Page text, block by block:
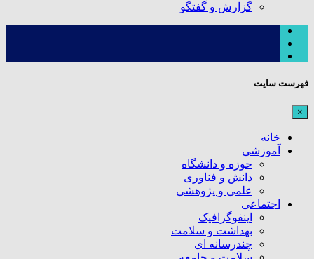
گزارش و گفتگو
فهرست سایت
×
خانه
آموزشی
حوزه و دانشگاه
دانش و فناوری
علمی و پژوهشی
اجتماعی
اینفوگرافیک
بهداشت و سلامت
چندرسانه ای